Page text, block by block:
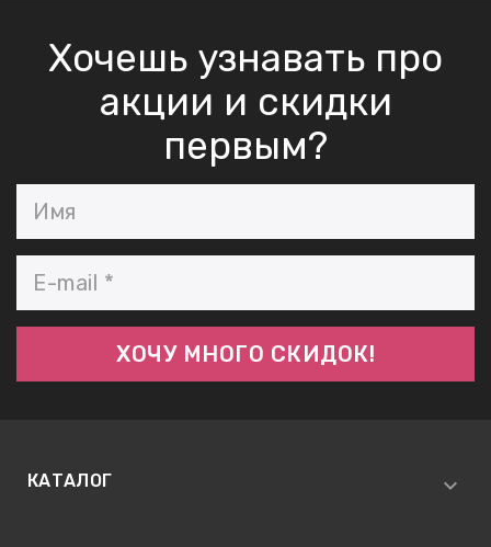
Хочешь узнавать про
акции и скидки
первым?
КАТАЛОГ